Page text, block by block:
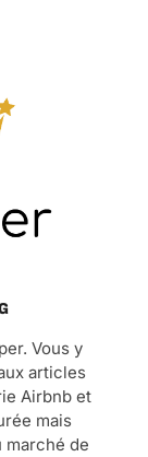
Vous y
articles
Airbnb et
mais
de